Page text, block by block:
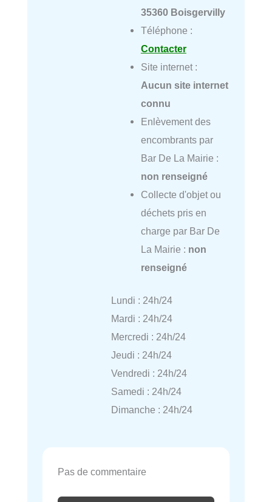
35360 Boisgervilly
Téléphone :
Contacter
Site internet :
Aucun site internet
connu
Enlèvement des
encombrants par
Bar De La Mairie :
non renseigné
Collecte d'objet ou
déchets pris en
charge par Bar De
La Mairie : non
renseigné
Lundi : 24h/24
Mardi : 24h/24
Mercredi : 24h/24
Jeudi : 24h/24
Vendredi : 24h/24
Samedi : 24h/24
Dimanche : 24h/24
Pas de commentaire